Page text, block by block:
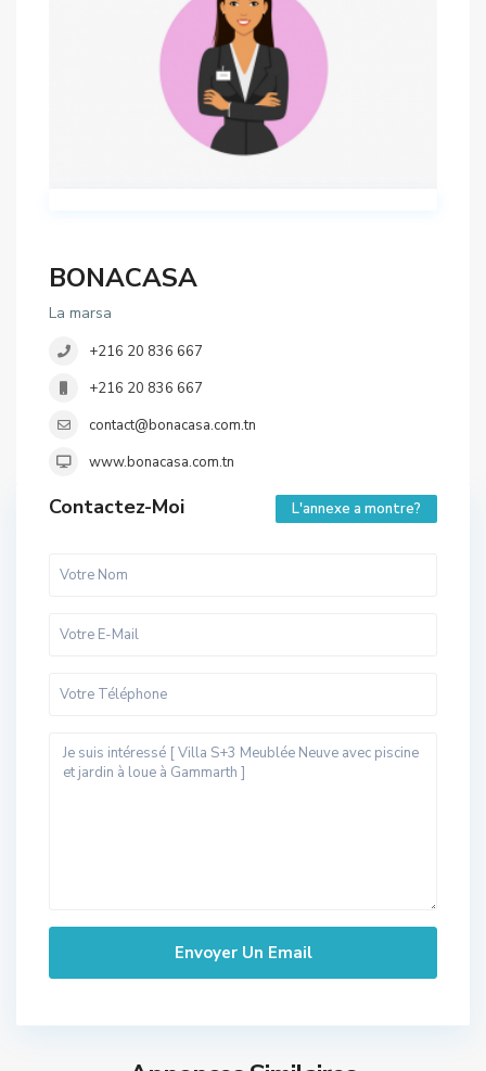
BONACASA
La marsa
+216 20 836 667
+216 20 836 667
contact@bonacasa.com.tn
www.bonacasa.com.tn
Contactez-Moi L'annexe a montre?